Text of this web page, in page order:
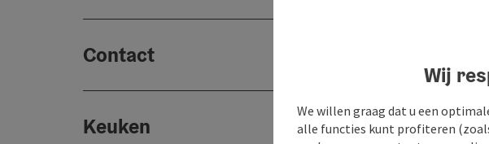
Contact
Keuken
Wij
We willen graag dat u een
alle functies kunt profiteren